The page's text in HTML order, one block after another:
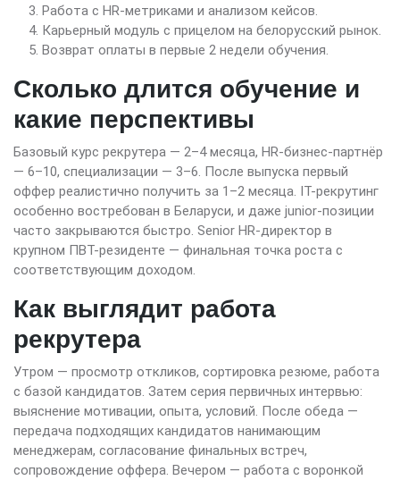
Работа с HR-метриками и анализом кейсов.
Карьерный модуль с прицелом на белорусский рынок.
Возврат оплаты в первые 2 недели обучения.
Сколько длится обучение и
какие перспективы
Базовый курс рекрутера — 2–4 месяца, HR-бизнес-партнёр
— 6–10, специализации — 3–6. После выпуска первый
оффер реалистично получить за 1–2 месяца. IT-рекрутинг
особенно востребован в Беларуси, и даже junior-позиции
часто закрываются быстро. Senior HR-директор в
крупном ПВТ-резиденте — финальная точка роста с
соответствующим доходом.
Как выглядит работа
рекрутера
Утром — просмотр откликов, сортировка резюме, работа
с базой кандидатов. Затем серия первичных интервью:
выяснение мотивации, опыта, условий. После обеда —
передача подходящих кандидатов нанимающим
менеджерам, согласование финальных встреч,
сопровождение оффера. Вечером — работа с воронкой